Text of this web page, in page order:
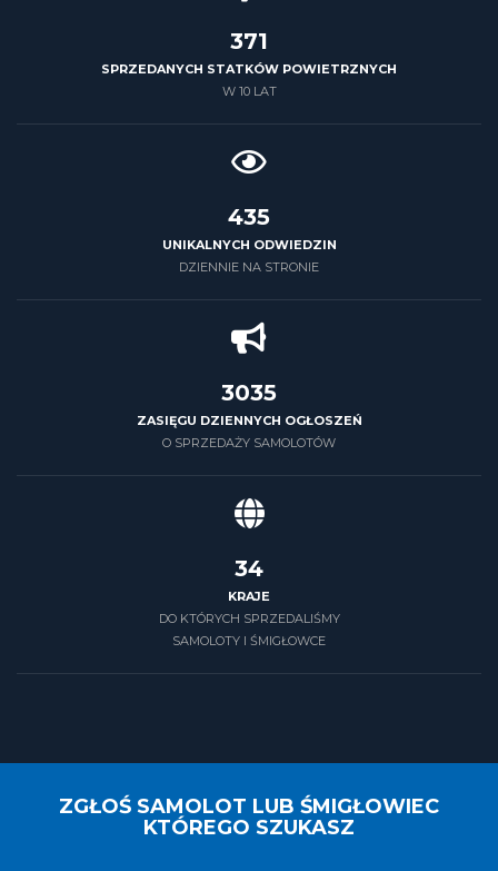
426
SPRZEDANYCH STATKÓW POWIETRZNYCH
W 10 LAT
500
UNIKALNYCH ODWIEDZIN
DZIENNIE NA STRONIE
3500
ZASIĘGU DZIENNYCH OGŁOSZEŃ
O SPRZEDAŻY SAMOLOTÓW
39
KRAJE
DO KTÓRYCH SPRZEDALIŚMY
SAMOLOTY I ŚMIGŁOWCE
ZGŁOŚ SAMOLOT LUB ŚMIGŁOWIEC
KTÓREGO SZUKASZ